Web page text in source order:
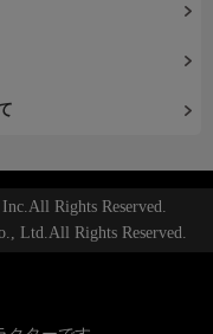
Rights Reserved.
Ltd.All Rights Reserved.